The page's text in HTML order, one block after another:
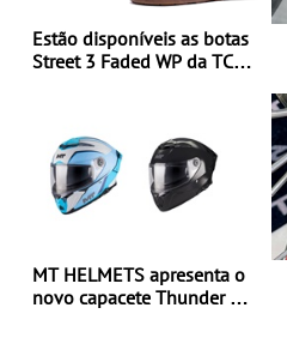
Estão disponíveis as botas
Street 3 Faded WP da TCX
MT HELMETS apresenta o
novo capacete Thunder 4 R